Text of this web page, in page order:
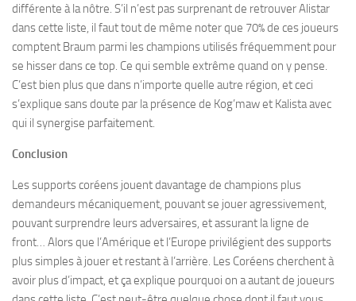
différente à la nôtre. S’il n’est pas surprenant de retrouver Alistar
dans cette liste, il faut tout de même noter que 70% de ces joueurs
comptent Braum parmi les champions utilisés fréquemment pour
se hisser dans ce top. Ce qui semble extrême quand on y pense.
C’est bien plus que dans n’importe quelle autre région, et ceci
s’explique sans doute par la présence de Kog’maw et Kalista avec
qui il synergise parfaitement.
Conclusion
Les supports coréens jouent davantage de champions plus
demandeurs mécaniquement, pouvant se jouer agressivement,
pouvant surprendre leurs adversaires, et assurant la ligne de
front… Alors que l’Amérique et l’Europe privilégient des supports
plus simples à jouer et restant à l’arrière. Les Coréens cherchent à
avoir plus d’impact, et ça explique pourquoi on a autant de joueurs